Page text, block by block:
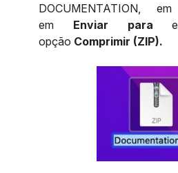
DOCUMENTATION,
em Enviar para
opção Comprimir (ZIP).